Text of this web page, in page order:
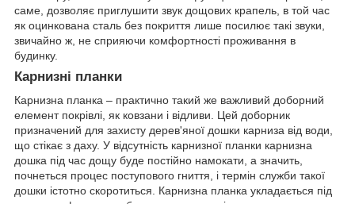
саме, дозволяє приглушити звук дощових крапель, в той час
як оцинкована сталь без покриття лише посилює такі звуки,
звичайно ж, не сприяючи комфортності проживання в
будинку.
Карнизні планки
Карнизна планка – практично такий же важливий доборний
елемент покрівлі, як ковзани і відливи. Цей доборник
призначений для захисту дерев'яної дошки карниза від води,
що стікає з даху. У відсутність карнизної планки карнизна
дошка під час дощу буде постійно намокати, а значить,
почнеться процес поступового гниття, і термін служби такої
дошки істотно скоротиться. Карнизна планка укладається під